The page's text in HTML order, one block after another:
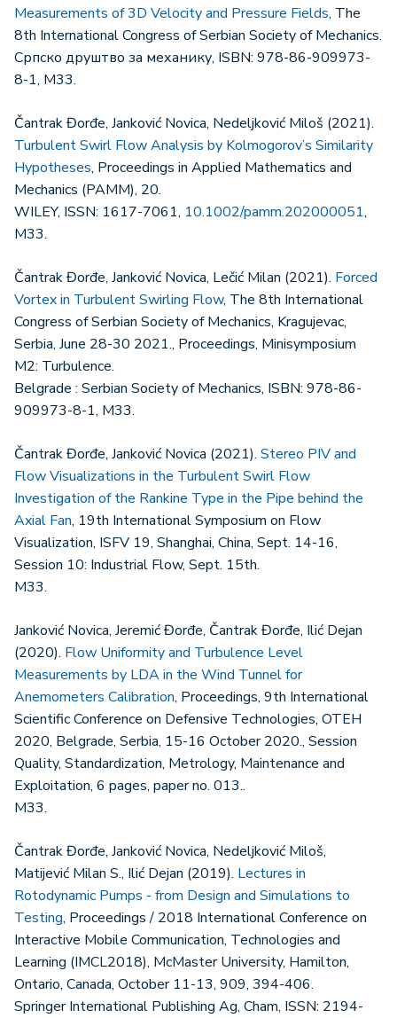
Measurements of 3D Velocity and Pressure Fields, The
8th International Congress of Serbian Society of Mechanics.
Српско друштво за механику, ISBN: 978-86-909973-
8-1, M33.
Čantrak Đorđe, Janković Novica, Nedeljković Miloš (2021).
Turbulent Swirl Flow Analysis by Kolmogorov’s Similarity
Hypotheses, Proceedings in Applied Mathematics and
Mechanics (PAMM), 20.
WILEY, ISSN: 1617-7061, 10.1002/pamm.202000051,
M33.
Čantrak Đorđe, Janković Novica, Lečić Milan (2021). Forced
Vortex in Turbulent Swirling Flow, The 8th International
Congress of Serbian Society of Mechanics, Kragujevac,
Serbia, June 28-30 2021., Proceedings, Minisymposium
M2: Turbulence.
Belgrade : Serbian Society of Mechanics, ISBN: 978-86-
909973-8-1, M33.
Čantrak Đorđe, Janković Novica (2021). Stereo PIV and
Flow Visualizations in the Turbulent Swirl Flow
Investigation of the Rankine Type in the Pipe behind the
Axial Fan, 19th International Symposium on Flow
Visualization, ISFV 19, Shanghai, China, Sept. 14-16,
Session 10: Industrial Flow, Sept. 15th.
M33.
Janković Novica, Jeremić Đorđe, Čantrak Đorđe, Ilić Dejan
(2020). Flow Uniformity and Turbulence Level
Measurements by LDA in the Wind Tunnel for
Anemometers Calibration, Proceedings, 9th International
Scientific Conference on Defensive Technologies, OTEH
2020, Belgrade, Serbia, 15-16 October 2020., Session
Quality, Standardization, Metrology, Maintenance and
Exploitation, 6 pages, paper no. 013..
M33.
Čantrak Đorđe, Janković Novica, Nedeljković Miloš,
Matijević Milan S., Ilić Dejan (2019). Lectures in
Rotodynamic Pumps - from Design and Simulations to
Testing, Proceedings / 2018 International Conference on
Interactive Mobile Communication, Technologies and
Learning (IMCL2018), McMaster University, Hamilton,
Ontario, Canada, October 11-13, 909, 394-406.
Springer International Publishing Ag, Cham, ISSN: 2194-